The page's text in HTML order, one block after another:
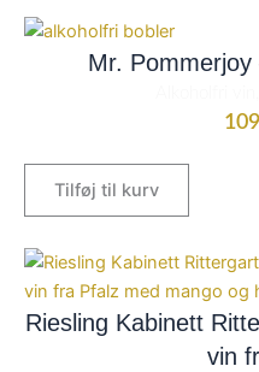
Mr.
Tilføj til kurv
Riesling Kabinett
vin